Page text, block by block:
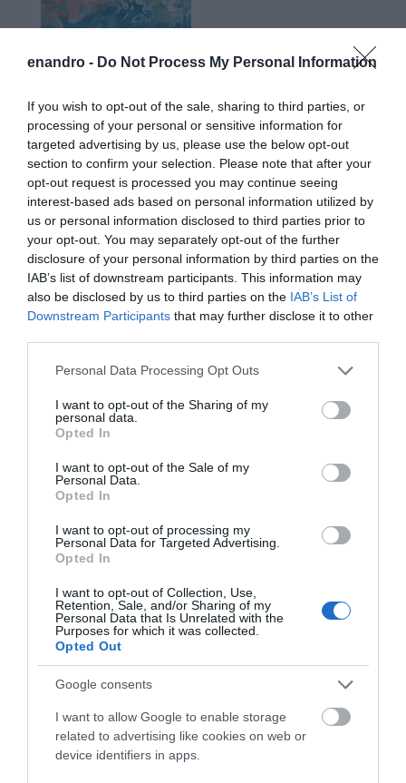
enandro - Do Not Process My Personal Information
If you wish to opt-out of the sale, sharing to third parties, or
processing of your personal or sensitive information for
targeted advertising by us, please use the below opt-out
section to confirm your selection. Please note that after your
opt-out request is processed you may continue seeing
interest-based ads based on personal information utilized by
us or personal information disclosed to third parties prior to
your opt-out. You may separately opt-out of the further
disclosure of your personal information by third parties on the
IAB’s list of downstream participants. This information may
also be disclosed by us to third parties on the IAB’s List of
Downstream Participants that may further disclose it to other
Please note that this website/app uses one or more Google
not limited to your visit or usage behaviour. You may click to
grant or deny consent to Google and its third-party tags to
use your data for below specified purposes in below Google
consent section.
Personal Data Processing Opt Outs
I want to opt-out of the Sharing of my
personal data.
Opted In
I want to opt-out of the Sale of my
Personal Data.
Opted In
I want to opt-out of processing my
Personal Data for Targeted Advertising.
Opted In
I want to opt-out of Collection, Use,
Retention, Sale, and/or Sharing of my
Personal Data that Is Unrelated with the
Purposes for which it was collected.
Opted Out
Google consents
I want to allow Google to enable storage
related to advertising like cookies on web or
device identifiers in apps.
Προτεινόμενα άρθρα
Φωτογραφίες-κειμήλια από καλοκαίρια στην Άνδρο –
Από τον 19ο αιώνα μέχρι και την δεκαετία του 1970
ΟΡΜΟΣ ΚΟΡΘΙΟΥ: Όταν η φωτογραφία γίνεται μνήμη
Η Άνδρος συνεχίζει να μπαρκάρει…
ΠΡΟΣΟΧΗ: Πολύ υψηλός κίνδυνος πυρκαγιάς στις
ΧΩΡΟΤΑΞΙΚΟ ΓΙΑ ΤΟΝ ΤΟΥΡΙΣΜΟ: Η φέρουσα
ικανότητα στο επίκεντρο
Πρόσφατα Άρθρα
ΔΥΟ ΚΑΛΟΚΑΙΡΙΝΑ
ναυτοσύνη του νησιού
09/08/2026
κίνδυνος πυρκαγιάς στις
08/08/2026